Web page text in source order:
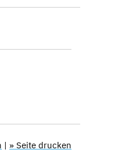
| » Seite drucken